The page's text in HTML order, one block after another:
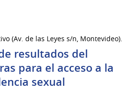
(Av. de las Leyes s/n, Montevideo).
resultados del
para el acceso a la
sexual